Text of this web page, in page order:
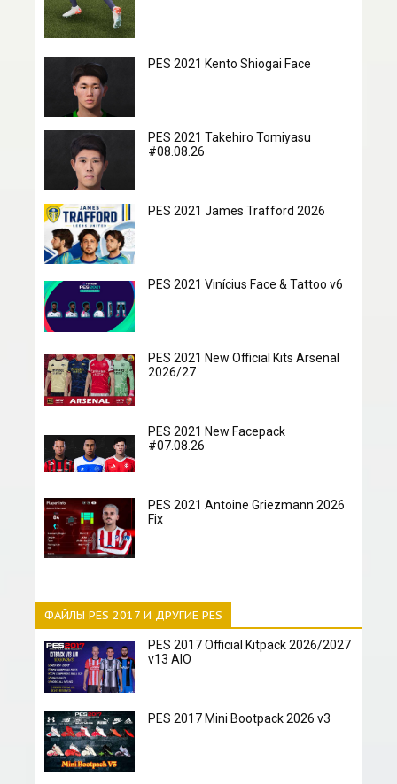
PES 2021 Kento Shiogai Face
PES 2021 Takehiro Tomiyasu
#08.08.26
PES 2021 James Trafford 2026
PES 2021 Vinícius Face & Tattoo v6
PES 2021 New Official Kits Arsenal
2026/27
PES 2021 New Facepack
#07.08.26
PES 2021 Antoine Griezmann 2026
Fix
ФАЙЛЫ PES 2017 И ДРУГИЕ PES
PES 2017 Official Kitpack 2026/2027
v13 AIO
PES 2017 Mini Bootpack 2026 v3